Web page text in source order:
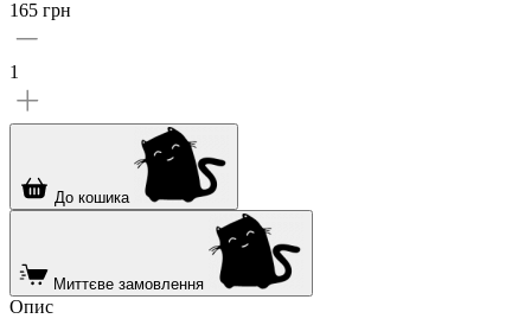
165 грн
1
До кошика
Миттєве замовлення
Опис